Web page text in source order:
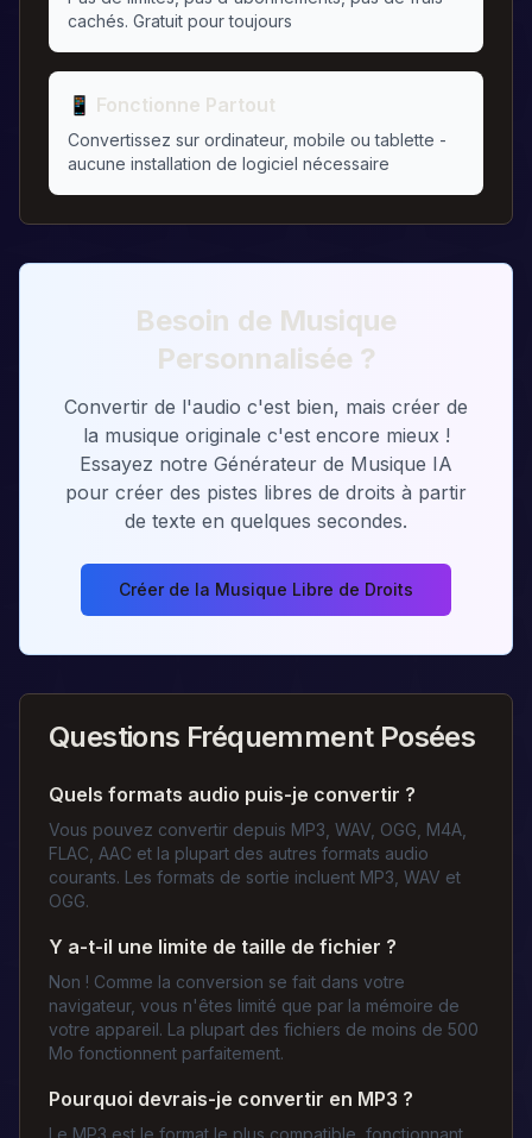
cachés. Gratuit pour toujours
📱 Fonctionne Partout
Convertissez sur ordinateur, mobile ou tablette -
aucune installation de logiciel nécessaire
Besoin de Musique
Personnalisée ?
Convertir de l'audio c'est bien, mais créer de
la musique originale c'est encore mieux !
Essayez notre Générateur de Musique IA
pour créer des pistes libres de droits à partir
de texte en quelques secondes.
Créer de la Musique Libre de Droits
Questions Fréquemment Posées
Quels formats audio puis-je convertir ?
Vous pouvez convertir depuis MP3, WAV, OGG, M4A,
FLAC, AAC et la plupart des autres formats audio
courants. Les formats de sortie incluent MP3, WAV et
OGG.
Y a-t-il une limite de taille de fichier ?
Non ! Comme la conversion se fait dans votre
navigateur, vous n'êtes limité que par la mémoire de
votre appareil. La plupart des fichiers de moins de 500
Mo fonctionnent parfaitement.
Pourquoi devrais-je convertir en MP3 ?
Le MP3 est le format le plus compatible, fonctionnant